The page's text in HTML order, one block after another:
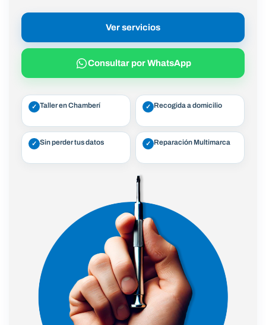
Ver servicios
Consultar por WhatsApp
✓ Taller en Chamberí ✓ Recogida a domicilio
✓ Sin perder tus datos ✓ Reparación Multimarca